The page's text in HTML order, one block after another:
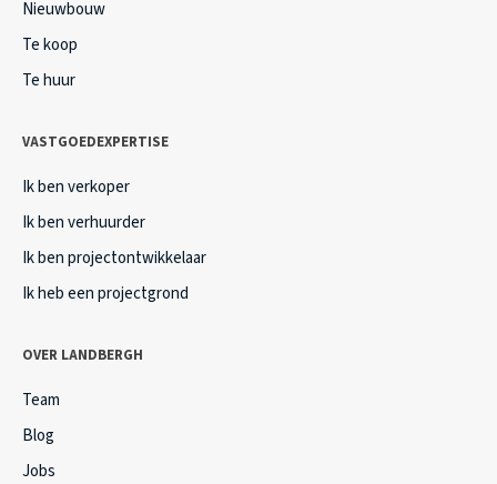
Nieuwbouw
Te koop
Te huur
VASTGOEDEXPERTISE
Ik ben verkoper
Ik ben verhuurder
Ik ben projectontwikkelaar
Ik heb een projectgrond
OVER LANDBERGH
Team
Blog
Jobs